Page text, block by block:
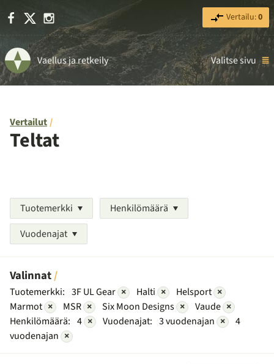
Facebook Instagram Vertailu:0
Vaellus ja retkeily Valitse sivu
Vertailut
Teltat
Tuotemerkki
Henkilömäärä
Vuodenajat
Valinnat
Tuotemerkki: 3F UL Gear × Halti × Helsport ×
Marmot × MSR × Six Moon Designs × Vaude ×
Henkilömäärä: 4 × Vuodenajat: 3 vuodenajan ×
4
vuodenajan ×